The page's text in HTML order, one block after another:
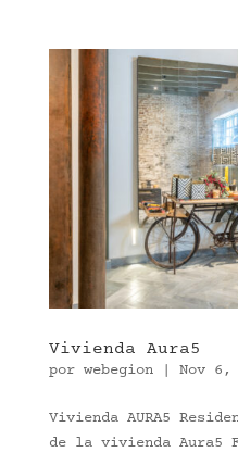
Vivienda Aura5
por webegion| Nov 6,
Vivienda AURA5
de la vivienda Aura5